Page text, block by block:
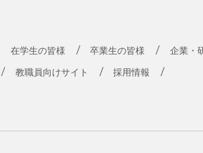
在学生の皆様 卒業生の皆様 企業・
教職員向けサイト 採用情報